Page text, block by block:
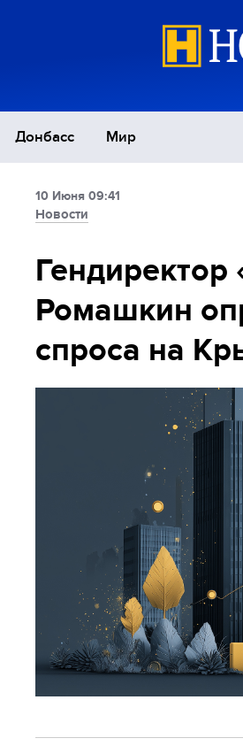
Донбасс Мир
Спорт
10 Июня 09:41
Новости
Ромашкин
спроса на